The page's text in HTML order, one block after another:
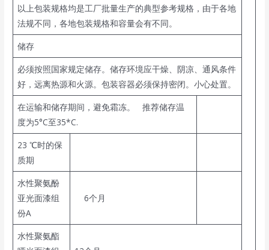
以上包装规格均是工厂批量生产的典型参考规格，由于各地
法规不同，各地包装规格和容量会有不同。
储存
必须按照国家规定储存。储存环境应干燥、阴凉、通风条件
好，远离热源和火源。包装容器必须保持密闭。小心处置。
在运输和储存期间，避免霜冻。 推荐储存温
度为5°C至35*C.
23 ℃时的保
质期
水性聚氨酚
亚光面漆组
份A
6个月
水性聚氨酯